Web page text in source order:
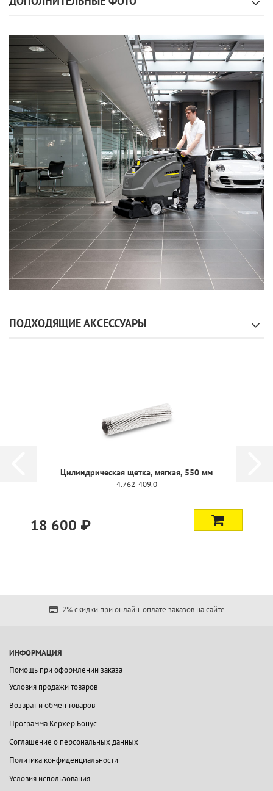
ПОДХОДЯЩИЕ АКСЕССУАРЫ
Цилиндрическая щетка, мягкая, 550 мм
4.762-409.0
18 600 ₽
2% скидки при онлайн-оплате заказов на сайте
ИНФОРМАЦИЯ
Помощь при оформлении заказа
Условия продажи товаров
Возврат и обмен товаров
Программа Керхер Бонус
Соглашение о персональных данных
Политика конфиденциальности
Условия использования